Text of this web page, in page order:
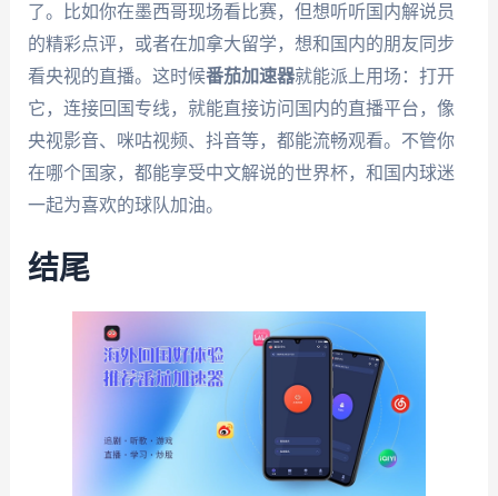
了。比如你在墨西哥现场看比赛，但想听听国内解说员
的精彩点评，或者在加拿大留学，想和国内的朋友同步
看央视的直播。这时候番茄加速器就能派上用场：打开
它，连接回国专线，就能直接访问国内的直播平台，像
央视影音、咪咕视频、抖音等，都能流畅观看。不管你
在哪个国家，都能享受中文解说的世界杯，和国内球迷
一起为喜欢的球队加油。
结尾